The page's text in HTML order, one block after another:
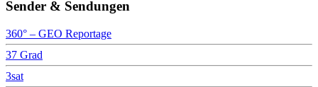
Sender & Sendungen
360° – GEO Reportage
37 Grad
3sat